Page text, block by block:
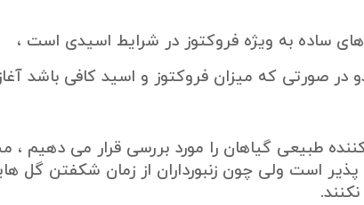
ساده به ویژه فروکتوز در شرایط اسیدی است ،
صورتی که میزان فروکتوز و اسید کافی باشد
طبیعی گیاهان را مورد بررسی قرار می دهیم ،
است ولی چون زنبورداران از زمان شکفتن گل